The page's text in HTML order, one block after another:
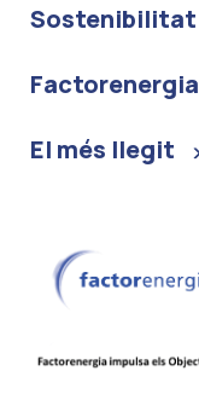
Sostenibilitat
Factorenergia
El més llegit